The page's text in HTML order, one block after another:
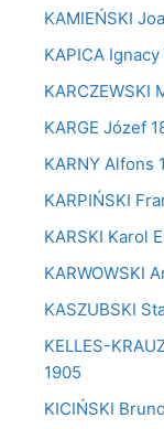
KAMIEŃSKI
KAPICA
KARCZEWSKI
KARGE Józef
KARNY Alfons
KARPIŃSKI
KARSKI Karol
KARWOWSKI
KASZUBSKI
KELLES-
1905
KICIŃSKI